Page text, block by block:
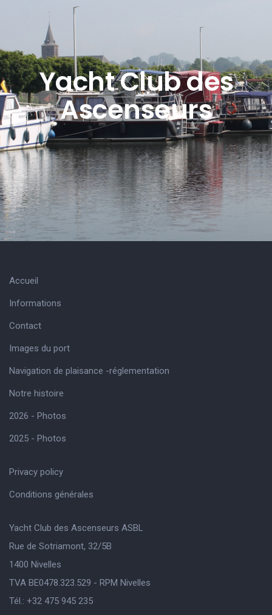
Yacht Club des
Ascenseurs
Accueil
Informations
Contact
Images du port
Navigation de plaisance -réglementation
Notre histoire
2026 - Photos
2025 - Photos
Privacy policy
Conditions générales
Yacht Club des Ascenseurs ASBL
Rue de Sotriamont, 32/5B
1400 Nivelles
TVA BE0478.323.529 - RPM Nivelles
Tél.: +32 475 945 235